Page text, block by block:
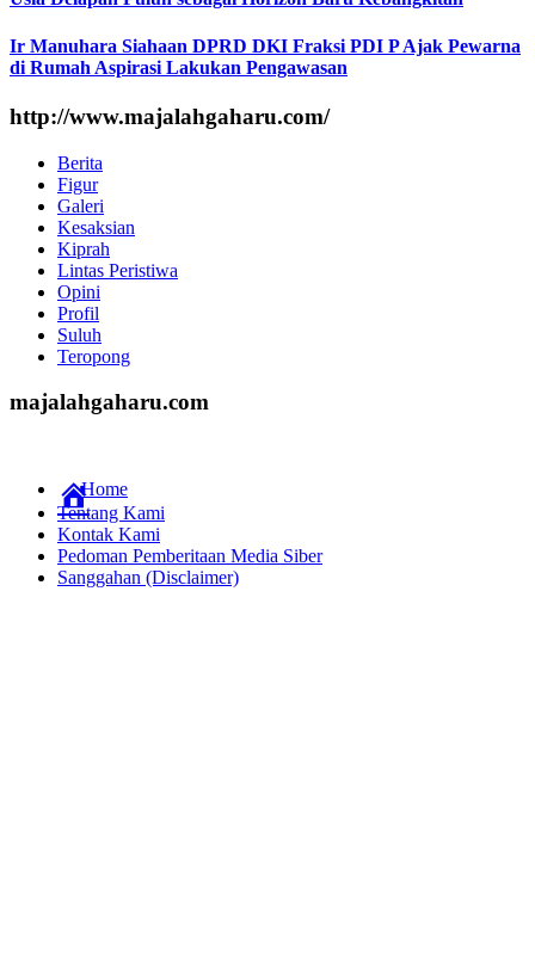
Ir Manuhara Siahaan DPRD DKI Fraksi PDI P Ajak Pewarna
di Rumah Aspirasi Lakukan Pengawasan
http://www.majalahgaharu.com/
Berita
Figur
Galeri
Kesaksian
Kiprah
Lintas Peristiwa
Opini
Profil
Suluh
Teropong
majalahgaharu.com
Home
Tentang Kami
Kontak Kami
Pedoman Pemberitaan Media Siber
Sanggahan (Disclaimer)